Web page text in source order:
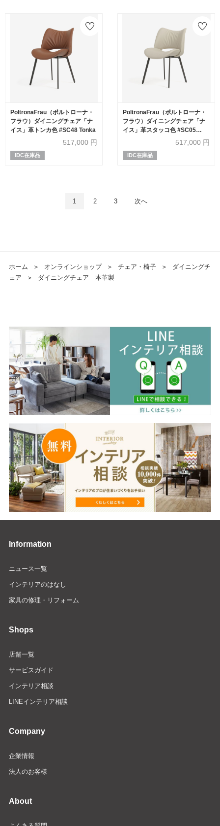
PoltronaFrau（ポルトローナ・
フラウ）ダイニングチェア「ナ
イス」革トンカ色 #SC48 Tonka
517,000 円
IDC在庫品
PoltronaFrau（ポルトローナ・
フラウ）ダイニングチェア「ナ
イス」革スタッコ色 #SC05
517,000 円
IDC在庫品
1 2 3 次へ
ホーム ＞ オンラインショップ ＞ チェア・椅子 ＞
ダイニングチ
ェア
＞ ダイニングチェア 本革製
Information
ニュース一覧
インテリアのはなし
家具の修理・リフォーム
Shops
店舗一覧
サービスガイド
インテリア相談
LINEインテリア相談
Company
企業情報
法人のお客様
About